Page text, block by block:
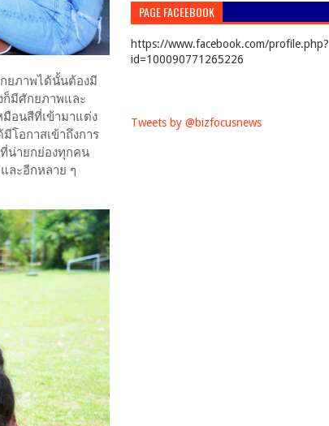
ยภาพได้นั้นต้องมี
ก็มีศักยภาพและ
อนสีที่เข้ามาแต่ง
โอกาสเข้าถึงการ
น่ายกย่องทุกคน
ละอีกหลาย ๆ
PAGE FACEEBOOK
https://www.facebook.com/profile.php?
id=100090771265226
Tweets by @bizfocusnews